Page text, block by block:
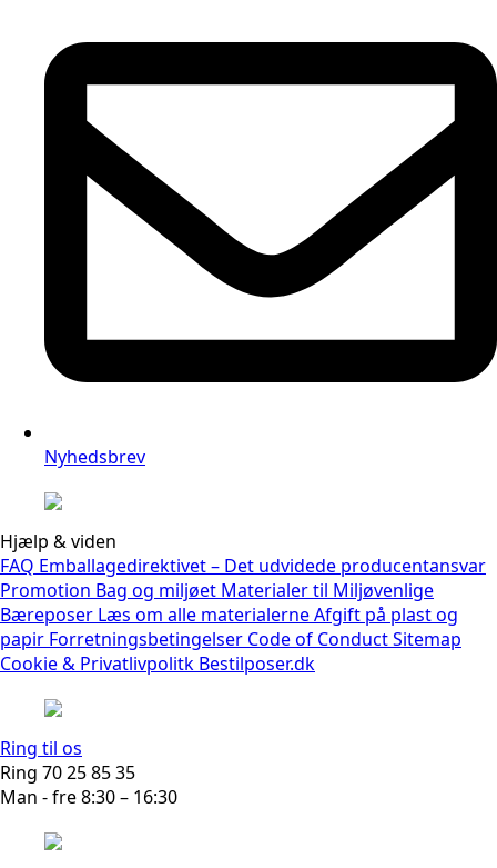
Nyhedsbrev
Hjælp & viden
FAQ Emballagedirektivet – Det udvidede producentansvar
Promotion Bag og miljøet Materialer til Miljøvenlige
Bæreposer Læs om alle materialerneAfgift på plast og
papir Forretningsbetingelser Code of ConductSitemap
Cookie & Privatlivpolitk Bestilposer.dk
Ring til os
Ring 70 25 85 35
Man - fre 8:30 – 16:30